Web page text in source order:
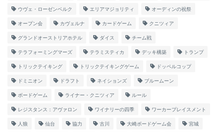
ウヴェ・ローゼンベルク エリアマジョリティ オーディンの祝祭
オープン会 カヴェルナ カードゲーム クニツィア
グランドオーストリアホテル ダイス チーム戦
テラフォーミングマーズ テラミスティカ デッキ構築 トランプ
トリックテイキング トリックテイキングゲーム ドッペルコップ
ドミニオン ドラフト ネイションズ ブルームーン
ボードゲーム ライナー・クニツィア ルール
レジスタンス：アヴァロン ワイナリーの四季 ワーカープレイスメント
人狼 仙台 協力 古川 大崎ボードゲーム会 宮城